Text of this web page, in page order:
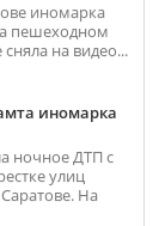
иномарка
пешеходном
на видео...
иномарка
ночное ДТП с
улиц
На